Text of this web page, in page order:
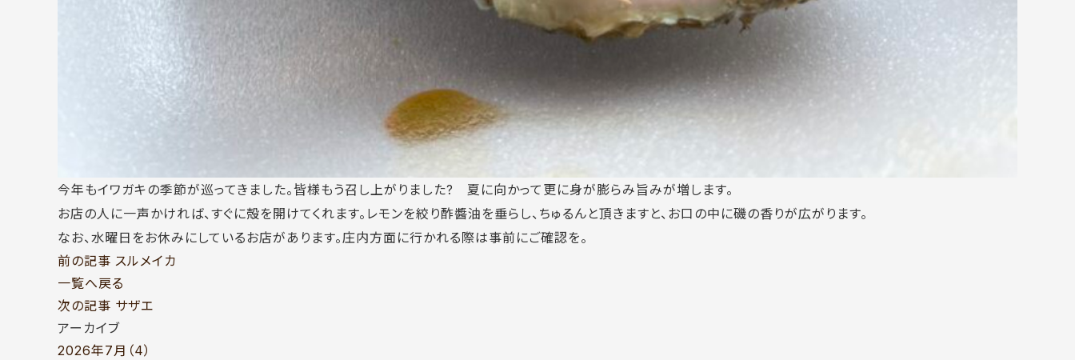
今年もイワガキの季節が巡ってきました。皆様もう召し上がりました? 夏に向かって更に身が膨らみ旨みが増します。
お店の人に一声かければ、すぐに殻を開けてくれます。レモンを絞り酢醬油を垂らし、ちゅるんと頂きますと、お口の中に磯の香りが広がります。
なお、水曜日をお休みにしているお店があります。庄内方面に行かれる際は事前にご確認を。
前の記事 スルメイカ
一覧へ戻る
次の記事 サザエ
アーカイブ
2026年7月（4）